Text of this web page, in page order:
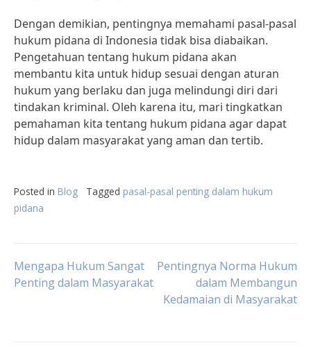
Dengan demikian, pentingnya memahami pasal-pasal
hukum pidana di Indonesia tidak bisa diabaikan.
Pengetahuan tentang hukum pidana akan
membantu kita untuk hidup sesuai dengan aturan
hukum yang berlaku dan juga melindungi diri dari
tindakan kriminal. Oleh karena itu, mari tingkatkan
pemahaman kita tentang hukum pidana agar dapat
hidup dalam masyarakat yang aman dan tertib.
Posted in Blog Tagged pasal-pasal penting dalam hukum
pidana
Post
Mengapa Hukum Sangat
Penting dalam Masyarakat
Pentingnya Norma Hukum
dalam Membangun
Kedamaian di Masyarakat